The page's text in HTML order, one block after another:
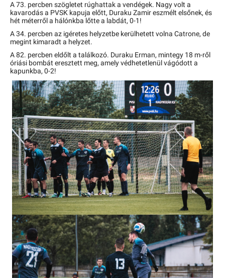
A 73. percben szögletet rúghattak a vendégek. Nagy volt a
kavarodás a PVSK kapuja előtt, Duraku Zamir eszmélt elsőnek, és
hét méterről a hálónkba lőtte a labdát, 0-1!
A 34. percben az igéretes helyzetbe kerülhetett volna Catrone, de
megint kimaradt a helyzet.
A 82. percben eldőlt a találkozó. Duraku Erman, mintegy 18 m-ről
óriási bombát eresztett meg, amely védhetetlenül vágódott a
kapunkba, 0-2!